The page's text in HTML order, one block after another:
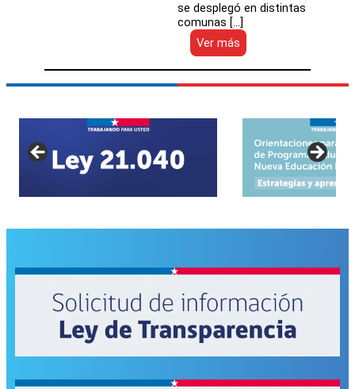
se desplegó en distintas
comunas […]
Ver más
División
de
Implementación
desplegó
Valdivia
para
a